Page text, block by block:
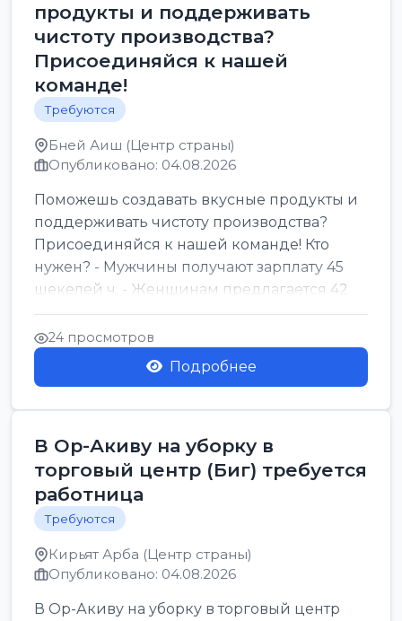
продукты и поддерживать
чистоту производства?
Присоединяйся к нашей
команде!
Требуются
Бней Аиш (Центр страны)
Опубликовано: 04.08.2026
Поможешь создавать вкусные продукты и
поддерживать чистоту производства?
Присоединяйся к нашей команде! Кто
нужен? - Мужчины получают зарплату 45
шекелей ч. - Женщинам предлагается 42
шекеля ч. График...
24 просмотров
Подробнее
В Ор-Акиву на уборку в
торговый центр (Биг) требуется
работница
Требуются
Кирьят Арба (Центр страны)
Опубликовано: 04.08.2026
В Ор-Акиву на уборку в торговый центр